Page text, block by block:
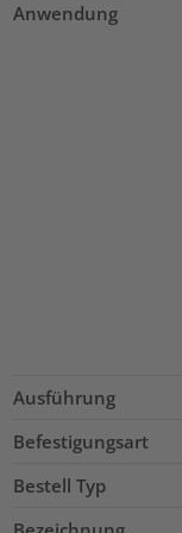
Anwendung
Ausführung
Befestigungsart
Bestell Typ